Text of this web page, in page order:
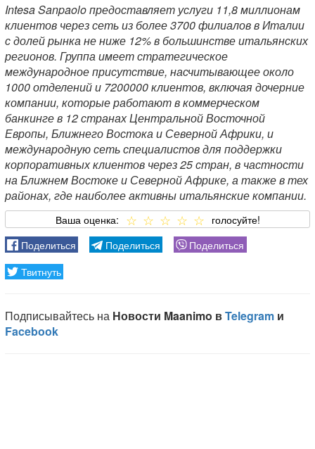
Intesa Sanpaolo предоставляет услуги 11,8 миллионам
клиентов через сеть из более 3700 филиалов в Италии
с долей рынка не ниже 12% в большинстве итальянских
регионов. Группа имеет стратегическое
международное присутствие, насчитывающее около
1000 отделений и 7200000 клиентов, включая дочерние
компании, которые работают в коммерческом
банкинге в 12 странах Центральной Восточной
Европы, Ближнего Востока и Северной Африки, и
международную сеть специалистов для поддержки
корпоративных клиентов через 25 стран, в частности
на Ближнем Востоке и Северной Африке, а также в тех
районах, где наиболее активны итальянские компании.